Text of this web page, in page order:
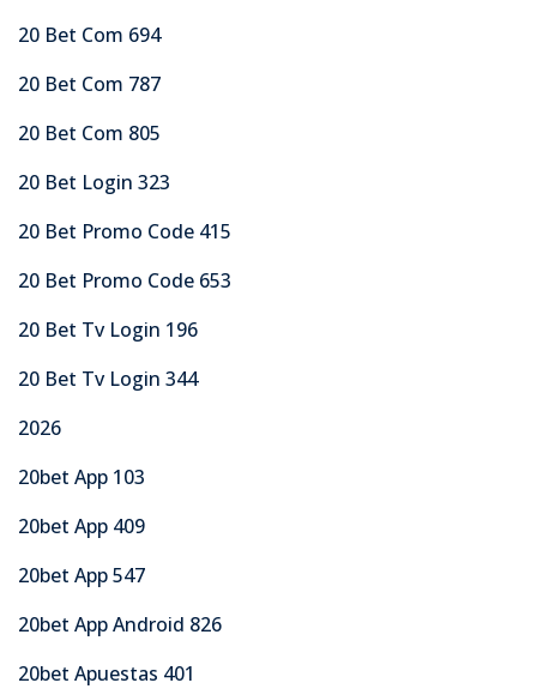
20 Bet Com 694
20 Bet Com 787
20 Bet Com 805
20 Bet Login 323
20 Bet Promo Code 415
20 Bet Promo Code 653
20 Bet Tv Login 196
20 Bet Tv Login 344
2026
20bet App 103
20bet App 409
20bet App 547
20bet App Android 826
20bet Apuestas 401